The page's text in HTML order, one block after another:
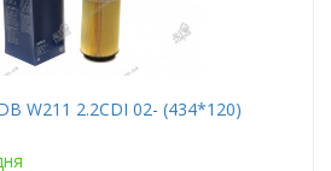
W211 2.2CDI 02- (434*120)